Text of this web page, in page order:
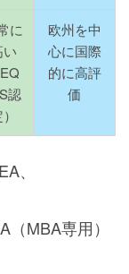
に
EQ
認
欧州を中
心に国際
的に高評
価
、
（MBA専用）